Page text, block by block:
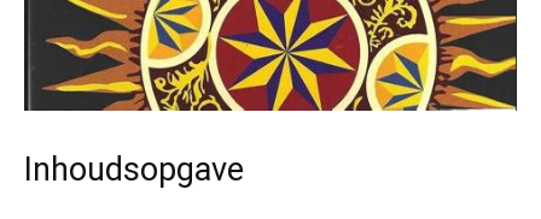
Inhoudsopgave